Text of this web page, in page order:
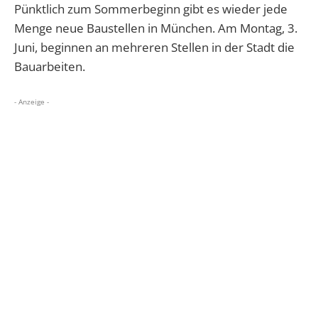
Pünktlich zum Sommerbeginn gibt es wieder jede
Menge neue Baustellen in München. Am Montag, 3.
Juni, beginnen an mehreren Stellen in der Stadt die
Bauarbeiten.
- Anzeige -